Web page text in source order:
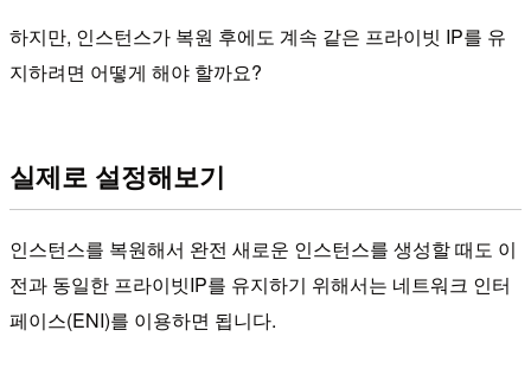
하지만, 인스턴스가 복원 후에도 계속 같은 프라이빗 IP를 유
지하려면 어떻게 해야 할까요?
실제로 설정해보기
인스턴스를 복원해서 완전 새로운 인스턴스를 생성할 때도 이
전과 동일한 프라이빗IP를 유지하기 위해서는 네트워크 인터
페이스(ENI)를 이용하면 됩니다.